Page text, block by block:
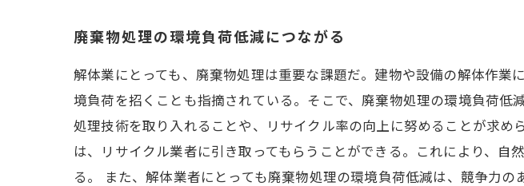
廃棄物処理の環境負荷低減につながる
解体業にとっても、廃棄物処理は重要な課題だ。建物や設備の解体作
境負荷を招くことも指摘されている。そこで、廃棄物処理の環境負荷
処理技術を取り入れることや、リサイクル率の向上に努めることが求
は、リサイクル業者に引き取ってもらうことができる。これにより、
る。 また、解体業者にとっても廃棄物処理の環境負荷低減は、競争力